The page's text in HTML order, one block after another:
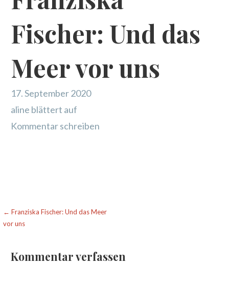
Fischer: Und das
Meer vor uns
17. September 2020
aline blättert auf
Kommentar schreiben
Beitragsnavigation
← Franziska Fischer: Und das Meer
vor uns
Kommentar verfassen